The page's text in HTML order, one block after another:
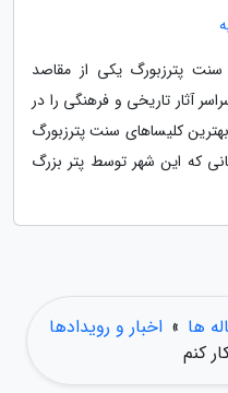
سنت پترزبورگ یکی از مقاصد
آثار تاریخی و فرهنگی را در
کلیساهای سنت پترزبورگ
که این شهر توسط پتر بزرگ
ها » اخبار و رویدادها
کنم